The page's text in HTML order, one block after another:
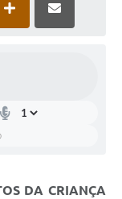
DA CRIANÇA